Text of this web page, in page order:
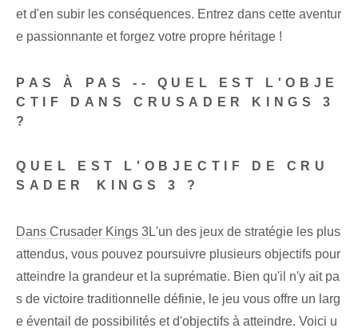
et d'en subir les conséquences. Entrez dans cette aventur
e passionnante et forgez votre propre héritage !
PAS À PAS -- QUEL EST L'OBJE
CTIF DANS CRUSADER KINGS 3
?
QUEL EST L'OBJECTIF DE CRU
SADER ⁤KINGS 3 ?
Dans Crusader Kings 3L'un des jeux de stratégie les plus
attendus, vous pouvez poursuivre plusieurs objectifs pour
atteindre la grandeur et la suprématie. Bien qu'il n'y ait pa
s de victoire traditionnelle définie, le jeu vous offre un larg
e éventail de possibilités et d'objectifs à atteindre. Voici ⁤u